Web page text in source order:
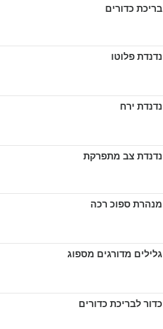
בריכת כדורים
נדנדת פלוטו
נדנדת ירח
נדנדת צב מתפרקת
מנהרת ספוכ רכה
גלילים מדורגים מספוג
כדור לבריכת כדורים